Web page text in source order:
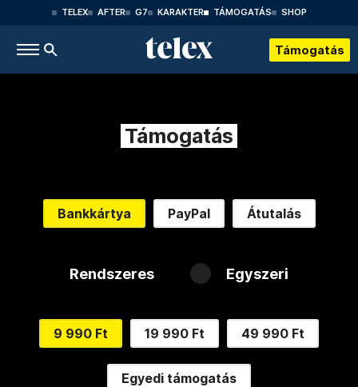
TELEX AFTER G7 KARAKTER TÁMOGATÁS SHOP
Támogatás
Támogatás
Bankkártya PayPal Átutalás
Rendszeres Egyszeri
9 990 Ft 19 990 Ft 49 990 Ft
Egyedi támogatás